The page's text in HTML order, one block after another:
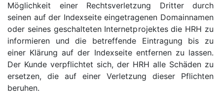
Möglichkeit einer Rechtsverletzung Dritter durch
seinen auf der Indexseite eingetragenen Domainnamen
oder seines geschalteten Internetprojektes die HRH zu
informieren und die betreffende Eintragung bis zu
einer Klärung auf der Indexseite entfernen zu lassen.
Der Kunde verpflichtet sich, der HRH alle Schäden zu
ersetzen, die auf einer Verletzung dieser Pflichten
beruhen.